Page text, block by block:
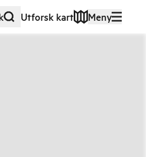
Utforsk kart Meny